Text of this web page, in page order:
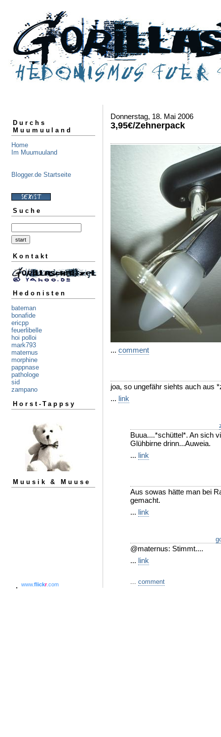
Durchs
Muumuuland
Home
Im Muumuuland
Blogger.de Startseite
Suche
Kontakt
Hedonisten
bateman
bonafide
ericpp
feuerlibelle
hoi polloi
mark793
maternus
morphine
pappnase
pathologe
sid
zampano
Horst-Tappsy
Muusik & Muuse
www.flickr.com
Donnerstag, 18. Mai 2006
3,95€/Zehnerpack
... comment
joa, so ungefähr siehts auch aus
... link
Buua....*schüttel*. An sich
Glühbirne drinn...Auweia.
... link
Aus sowas hätte man bei
gemacht.
... link
@maternus: Stimmt....
... link
... comment